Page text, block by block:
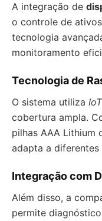
A integração de
o controle de
tecnologia
monitoramento
Tecnologia de
O sistema utiliza IoT
cobertura ampla.
pilhas AAA Lithium
adapta a diferentes
Integração com
Além disso, a
permite